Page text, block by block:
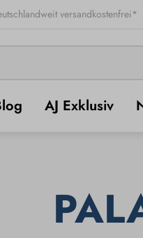
versandkostenfrei*
AJ Exklusiv